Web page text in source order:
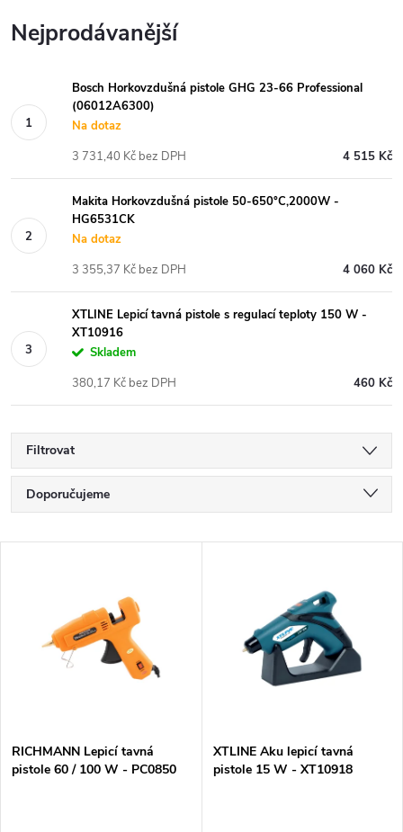
Nejprodávanější
Bosch Horkovzdušná pistole GHG 23-66 Professional
(06012A6300)
Na dotaz
4 515 Kč
3 731,40 Kč bez DPH
Makita Horkovzdušná pistole 50-650°C,2000W -
HG6531CK
Na dotaz
4 060 Kč
3 355,37 Kč bez DPH
XTLINE Lepicí tavná pistole s regulací teploty 150 W -
XT10916
Skladem
460 Kč
380,17 Kč bez DPH
Filtrovat
Ř
a
p
Doporučujeme
Nejprodávanější
Abecedně
s
p
RICHMANN Lepicí tavná
pistole 60 / 100 W - PC0850
XTLINE Aku lepicí tavná
pistole 15 W - XT10918